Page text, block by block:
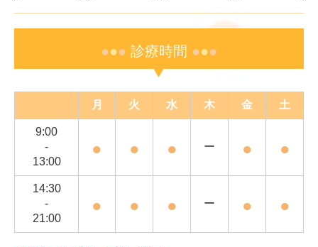
●●● 診療時間 ●●●
月 火 水 木 金 土
9:00
-
13:00
● ● ● ー ● ●
14:30
-
21:00
● ● ● ー ● ●